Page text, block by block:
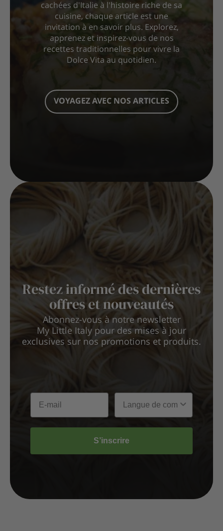
cachées d'Italie à l'histoire riche de sa
cuisine, chaque article est une
invitation à en savoir plus. Explorez,
apprenez et inspirez-vous de nos
recettes traditionnelles pour vivre la
Dolce Vita au quotidien.
VOYAGEZ AVEC NOS ARTICLES
Restez informé des dernières
offres et nouveautés
Abonnez-vous à notre newsletter
My Little Italy pour des mises à jour
exclusives sur nos promotions et produits.
S’inscrire